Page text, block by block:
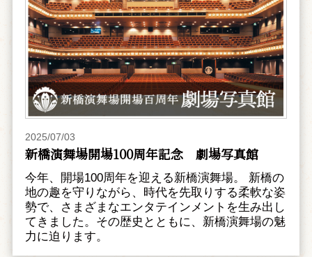
2025/07/03
新橋演舞場開場100周年記念 劇場写真館
今年、開場100周年を迎える新橋演舞場。 新橋の
地の趣を守りながら、時代を先取りする柔軟な姿
勢で、さまざまなエンタテインメントを生み出し
てきました。その歴史とともに、新橋演舞場の魅
力に迫ります。